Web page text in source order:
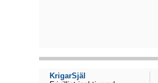
KrigarSjäl